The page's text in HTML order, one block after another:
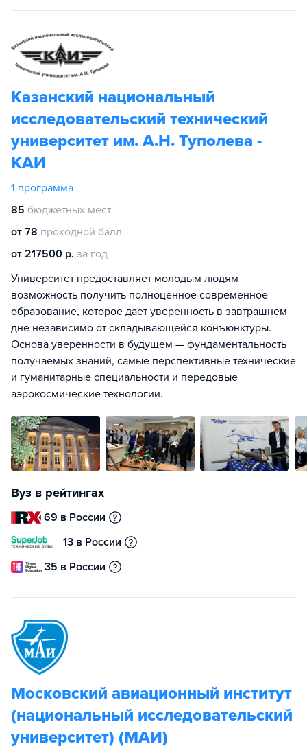
Казанский национальный
исследовательский технический
университет им. А.Н. Туполева -
КАИ
1 программа
85 бюджетных мест
от 78 проходной балл
от 217500 р. за год
Университет предоставляет молодым людям
возможность получить полноценное современное
образование, которое дает уверенность в завтрашнем
дне независимо от складывающейся конъюнктуры.
Основа уверенности в будущем — фундаментальность
получаемых знаний, самые перспективные технические
и гуманитарные специальности и передовые
аэрокосмические технологии.
Вуз в рейтингах
69 в России
13 в России
35 в России
Московский авиационный институт
(национальный исследовательский
университет) (МАИ)